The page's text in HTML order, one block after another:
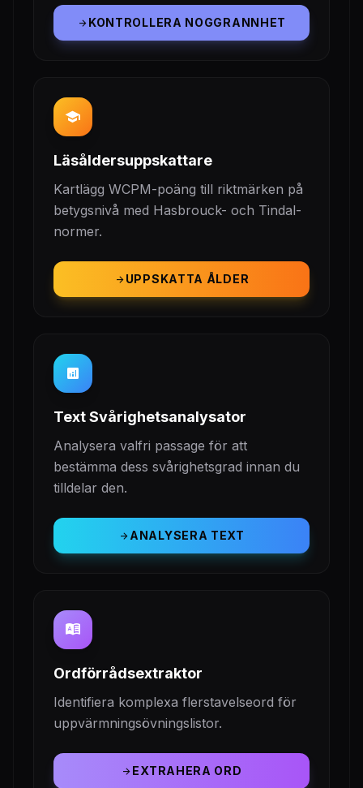
arrow_forwardKONTROLLERA NOGGRANNHET
school
Läsåldersuppskattare
Kartlägg WCPM-poäng till riktmärken på
betygsnivå med Hasbrouck- och Tindal-
normer.
arrow_forwardUPPSKATTA ÅLDER
analytics
Text Svårighetsanalysator
Analysera valfri passage för att
bestämma dess svårighetsgrad innan du
tilldelar den.
arrow_forwardANALYSERA TEXT
dictionary
Ordförrådsextraktor
Identifiera komplexa flerstavelseord för
uppvärmningsövningslistor.
arrow_forwardEXTRAHERA ORD